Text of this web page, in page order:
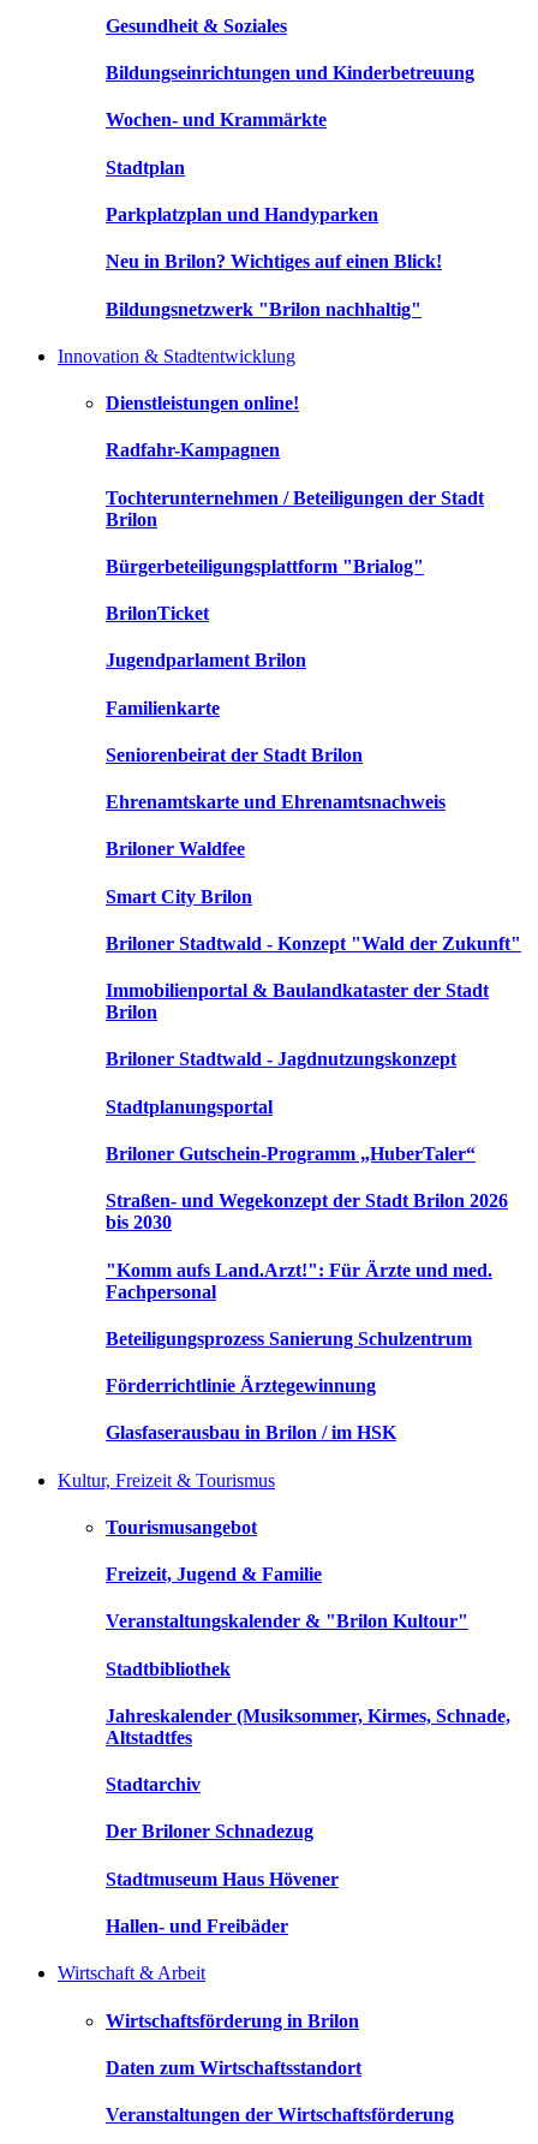
Gesundheit & Soziales
Bildungseinrichtungen und Kinderbetreuung
Wochen- und Krammärkte
Stadtplan
Parkplatzplan und Handyparken
Neu in Brilon? Wichtiges auf einen Blick!
Bildungsnetzwerk "Brilon nachhaltig"
Innovation & Stadtentwicklung
Dienstleistungen online!
Radfahr-Kampagnen
Tochterunternehmen / Beteiligungen der Stadt
Brilon
Bürgerbeteiligungsplattform "Brialog"
BrilonTicket
Jugendparlament Brilon
Familienkarte
Seniorenbeirat der Stadt Brilon
Ehrenamtskarte und Ehrenamtsnachweis
Briloner Waldfee
Smart City Brilon
Briloner Stadtwald - Konzept "Wald der Zukunft"
Immobilienportal & Baulandkataster der Stadt
Brilon
Briloner Stadtwald - Jagdnutzungskonzept
Stadtplanungsportal
Briloner Gutschein-Programm „HuberTaler“
Straßen- und Wegekonzept der Stadt Brilon 2026
bis 2030
"Komm aufs Land.Arzt!": Für Ärzte und med.
Fachpersonal
Beteiligungsprozess Sanierung Schulzentrum
Förderrichtlinie Ärztegewinnung
Glasfaserausbau in Brilon / im HSK
Kultur, Freizeit & Tourismus
Tourismusangebot
Freizeit, Jugend & Familie
Veranstaltungskalender & "Brilon Kultour"
Stadtbibliothek
Jahreskalender (Musiksommer, Kirmes, Schnade,
Altstadtfes
Stadtarchiv
Der Briloner Schnadezug
Stadtmuseum Haus Hövener
Hallen- und Freibäder
Wirtschaft & Arbeit
Wirtschaftsförderung in Brilon
Daten zum Wirtschaftsstandort
Veranstaltungen der Wirtschaftsförderung